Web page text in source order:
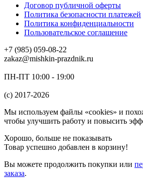
Договор публичной оферты
Политика безопасности платежей
Политика конфиденциальности
Пользовательское соглашение
+7 (985) 059-08-22
zakaz@mishkin-prazdnik.ru
ПН-ПТ 10:00 - 19:00
(c) 2017-2026
Мы используем файлы «cookies» и
чтобы улучшить работу и повысить
Хорошо, больше не показывать
Товар успешно добавлен в корзину!
Вы можете продолжить покупки или
заказа.